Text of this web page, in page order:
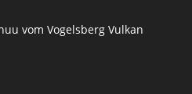
vom Vogelsberg Vulkan